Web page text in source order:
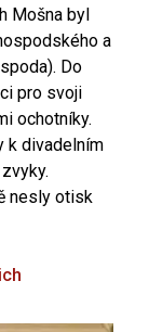
Mošna byl
a
Do
pro svoji
ochotníky.
k divadelním
nesly otisk